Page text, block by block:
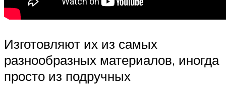
Изготовляют их из самых
разнообразных материалов, иногда
просто из подручных